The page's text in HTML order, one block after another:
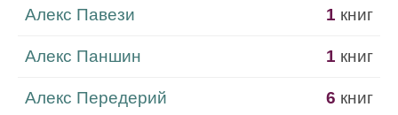
Алекс Павези 1 книг
Алекс Паншин 1 книг
Алекс Передерий 6 книг